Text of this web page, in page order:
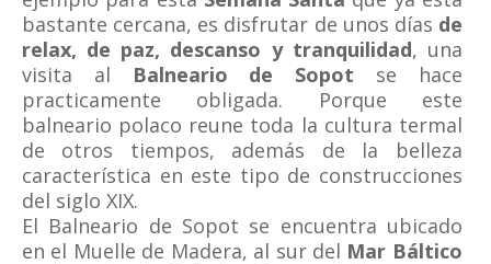
bastante cercana, es disfrutar de unos días de
relax, de paz, descanso y tranquilidad, una
visita al Balneario de Sopot se hace
practicamente obligada. Porque este
balneario polaco reune toda la cultura termal
de otros tiempos, además de la belleza
característica en este tipo de construcciones
del siglo XIX.
El Balneario de Sopot se encuentra ubicado
en el Muelle de Madera, al sur del Mar Báltico